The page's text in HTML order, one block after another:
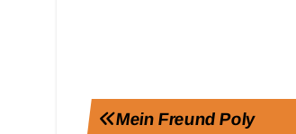
Beitragsnavigation
Mein Freund Poly